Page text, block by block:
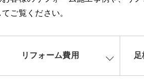
ご覧ください。
リフォーム費用